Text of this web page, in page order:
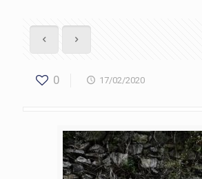
0 17/02/2020